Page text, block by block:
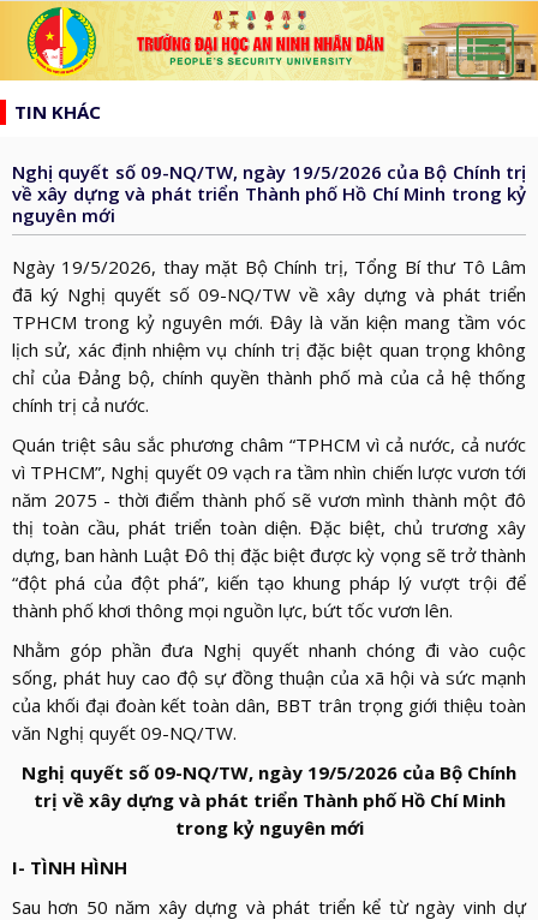
list
search
CHỦ
GIỚI
THIỆU
HƯỚNG
TỚI
BẦU
CỬ
QH
VÀ
HĐND
TẠP
CHÍ
AN
NINH
NHÂN
DÂN
TIN
TỨC
ĐÀO
TẠO
NGHIÊN
CỨU
KHOA
HỌC
XÂY
DỰNG
LỰC
LƯỢNG
THƯ
VIỆN
ẢNH
THƯ
VIỆN
VIDEO
LIÊN
HỆ
TIN KHÁC
Nghị quyết số 09-NQ/TW, ngày 19/5/2026 của Bộ Chính trị
về xây dựng và phát triển Thành phố Hồ Chí Minh trong kỷ
nguyên mới
Ngày 19/5/2026, thay mặt Bộ Chính trị, Tổng Bí thư Tô Lâm
đã ký Nghị quyết số 09-NQ/TW về xây dựng và phát triển
TPHCM trong kỷ nguyên mới. Đây là văn kiện mang tầm vóc
lịch sử, xác định nhiệm vụ chính trị đặc biệt quan trọng không
chỉ của Đảng bộ, chính quyền thành phố mà của cả hệ thống
chính trị cả nước.
Quán triệt sâu sắc phương châm “TPHCM vì cả nước, cả nước
vì TPHCM”, Nghị quyết 09 vạch ra tầm nhìn chiến lược vươn tới
năm 2075 - thời điểm thành phố sẽ vươn mình thành một đô
thị toàn cầu, phát triển toàn diện. Đặc biệt, chủ trương xây
dựng, ban hành Luật Đô thị đặc biệt được kỳ vọng sẽ trở thành
“đột phá của đột phá”, kiến tạo khung pháp lý vượt trội để
thành phố khơi thông mọi nguồn lực, bứt tốc vươn lên.
Nhằm góp phần đưa Nghị quyết nhanh chóng đi vào cuộc
sống, phát huy cao độ sự đồng thuận của xã hội và sức mạnh
của khối đại đoàn kết toàn dân, BBT trân trọng giới thiệu toàn
văn Nghị quyết 09-NQ/TW.
Nghị quyết số 09-NQ/TW, ngày 19/5/2026 của Bộ Chính
trị về xây dựng và phát triển Thành phố Hồ Chí Minh
trong kỷ nguyên mới
I- TÌNH HÌNH
Sau hơn 50 năm xây dựng và phát triển kể từ ngày vinh dự